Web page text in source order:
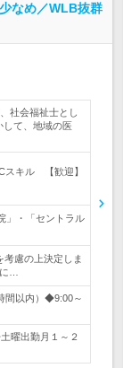
なめ／WLB抜群
社会福祉士とし
して、地域の医
スキル 【歓迎】
」・「セントラル
慮の上決定しま
…
間以内）◆9:00～
曜出勤月１～２